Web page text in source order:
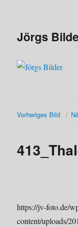
Jörgs
Vorheriges Bild
https://jv-foto.de/
content/uploads/